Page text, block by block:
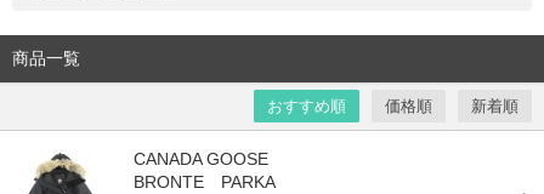
商品一覧
おすすめ順 価格順 新着順
CANADA GOOSE
BRONTE PARKA